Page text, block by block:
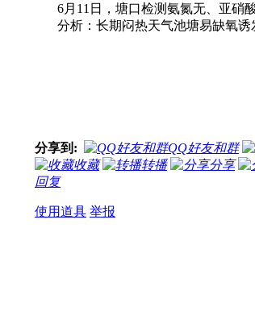
6月11日，塘口检测氨氮无、亚硝酸
分析：长期闷热天气池塘易缺氧诱
分享到: QQ好友和群
收藏
转播 分享
回复
使用道具 举报